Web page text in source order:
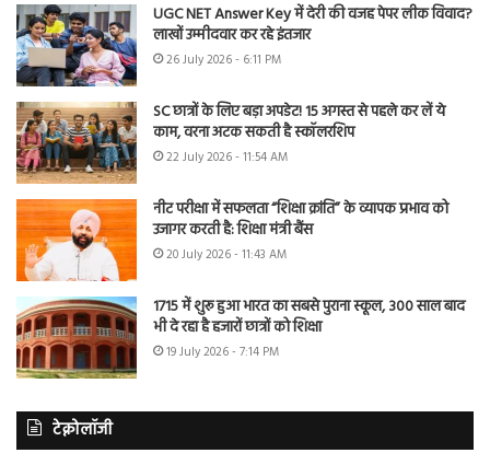
UGC NET Answer Key में देरी की वजह पेपर लीक विवाद?
लाखों उम्मीदवार कर रहे इंतजार
26 July 2026 - 6:11 PM
SC छात्रों के लिए बड़ा अपडेट! 15 अगस्त से पहले कर लें ये
काम, वरना अटक सकती है स्कॉलरशिप
22 July 2026 - 11:54 AM
नीट परीक्षा में सफलता “शिक्षा क्रांति” के व्यापक प्रभाव को
उजागर करती है: शिक्षा मंत्री बैंस
20 July 2026 - 11:43 AM
1715 में शुरू हुआ भारत का सबसे पुराना स्कूल, 300 साल बाद
भी दे रहा है हजारों छात्रों को शिक्षा
19 July 2026 - 7:14 PM
टेक्नोलॉजी